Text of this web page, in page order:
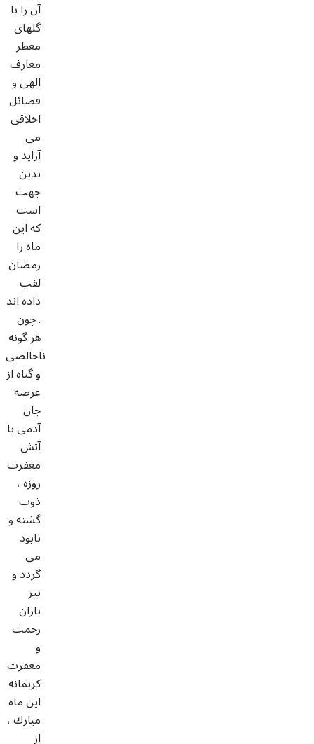
آن را با
گلهاى
معطر
معارف
الهى و
فضائل
اخلاقى
مى
آرايد و
بدين
جهت
است
كه اين
ماه را
رمضان
لقب
داده اند
. چون
هر گونه
ناخالصى
و گناه از
عرصه
جان
آدمى با
آتش
مغفرت
روزه ،
ذوب
گشته و
نابود
مى
گردد و
نيز
باران
رحمت
و
مغفرت
كريمانه
اين ماه
مبارك ،
از